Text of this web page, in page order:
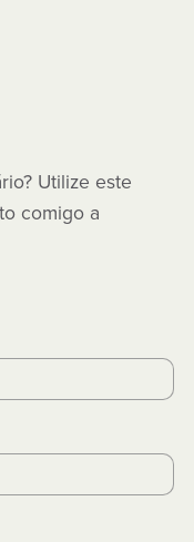
Utilize este
comigo a